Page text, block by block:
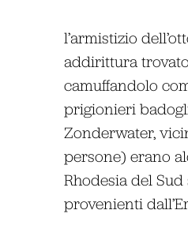
l’armistizio
addirittura
camuffandolo
prigionieri
Zonderwater,
persone) erano
Rhodesia del
provenienti